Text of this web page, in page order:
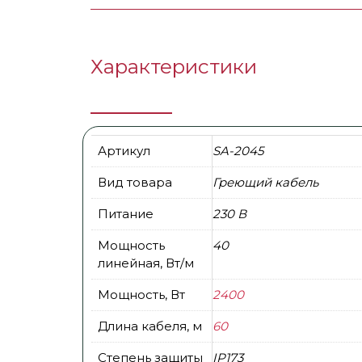
Характеристики
Артикул SA-2045
Вид товара Греющий кабель
Питание 230 В
Мощность
линейная, Вт/м
40
Мощность, Вт 2400
Длина кабеля, м 60
Степень защиты IP173